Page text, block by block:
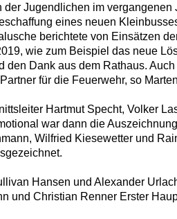
Jugendlichen im
eines neuen
berichtete von Einsätzen
wie zum Beispiel das neue
den Dank aus dem Rathaus.
für die Feuerwehr, so
Hartmut Specht, Volker
war dann die
Wilfried Kiesewetter und
Hansen und Alexander
und Christian Renner Erster